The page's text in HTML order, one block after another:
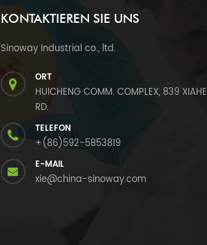
KONTAKTIEREN SIE UNS
Sinoway Industrial co., ltd.
ORT
HUICHENG COMM. COMPLEX, 839 XIAHE
RD.
TELEFON
+(86)592-5853819
E-MAIL
xie@china-sinoway.com